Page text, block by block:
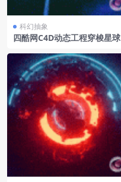
科幻抽象
四酷网C4D动态工程穿梭星球